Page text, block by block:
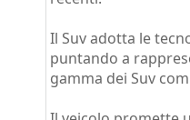
Il Suv adotta le
puntando a
gamma dei Suv